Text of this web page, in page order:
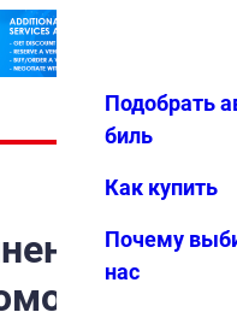
Избранн
Меню
Подобрать
биль
Как купить
Почему
насно